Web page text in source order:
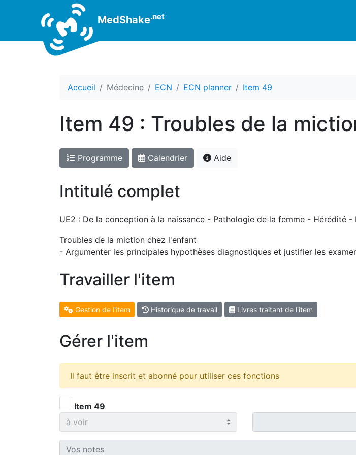
MedShake.net
Accueil Médecine ECN ECN planner Item 49
Item 49 : Troubles de la
Programme Calendrier Aide
Intitulé complet
UE2 : De la conception à la naissance - Pathologie de la femme - Hérédité
Troubles de la miction chez l'enfant
- Argumenter les principales hypothèses diagnostiques et justifier les
Travailler l'item
Gestion de l'item Historique de travail Livres traitant de l'item
Gérer l'item
Il faut être inscrit et abonné pour utiliser ces fonctions
Item 49